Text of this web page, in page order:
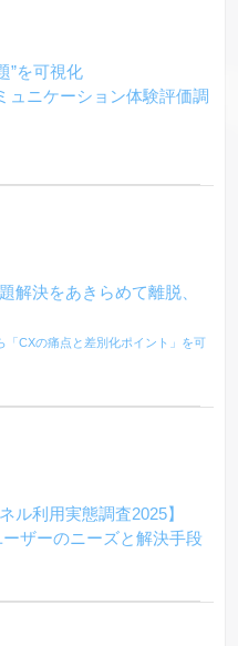
”を可視化
ュニケーション体験評価調
解決をあきらめて離脱、
「CXの痛点と差別化ポイント」を可
ル利用実態調査2025】
ザーのニーズと解決手段